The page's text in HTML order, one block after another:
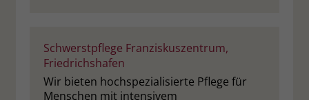
Schwerstpflege Franziskuszentrum,
Friedrichshafen
Wir bieten hochspezialisierte Pflege für
Menschen mit intensivem